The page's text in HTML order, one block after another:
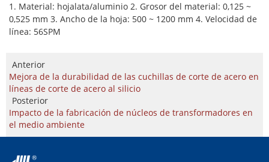
1. Material: hojalata/aluminio 2. Grosor del material: 0,125 ~
0,525 mm 3. Ancho de la hoja: 500 ~ 1200 mm 4. Velocidad de
línea: 56SPM
Anterior
Mejora de la durabilidad de las cuchillas de corte de acero en
líneas de corte de acero al silicio
Posterior
Impacto de la fabricación de núcleos de transformadores en
el medio ambiente